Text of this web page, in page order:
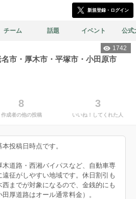
新規登録・ログイン
チーム 話題 イベント 公式
1742
市・厚木市・平塚市・小田原市
8
作成者の他の投稿
3
いいね！してくれた人
投稿日時点です。
道路・西湘バイパスなど、自動車専
征がしやすい地域です。休日割引も
までが対象になるので、金銭的にも
厚道路はオール通常料金）。